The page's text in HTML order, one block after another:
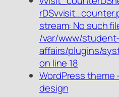
stream: No such
/var/www/student-
affairs/plugins/
on line 18
WordPress theme
design